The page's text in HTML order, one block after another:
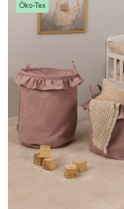
Öko-Tex